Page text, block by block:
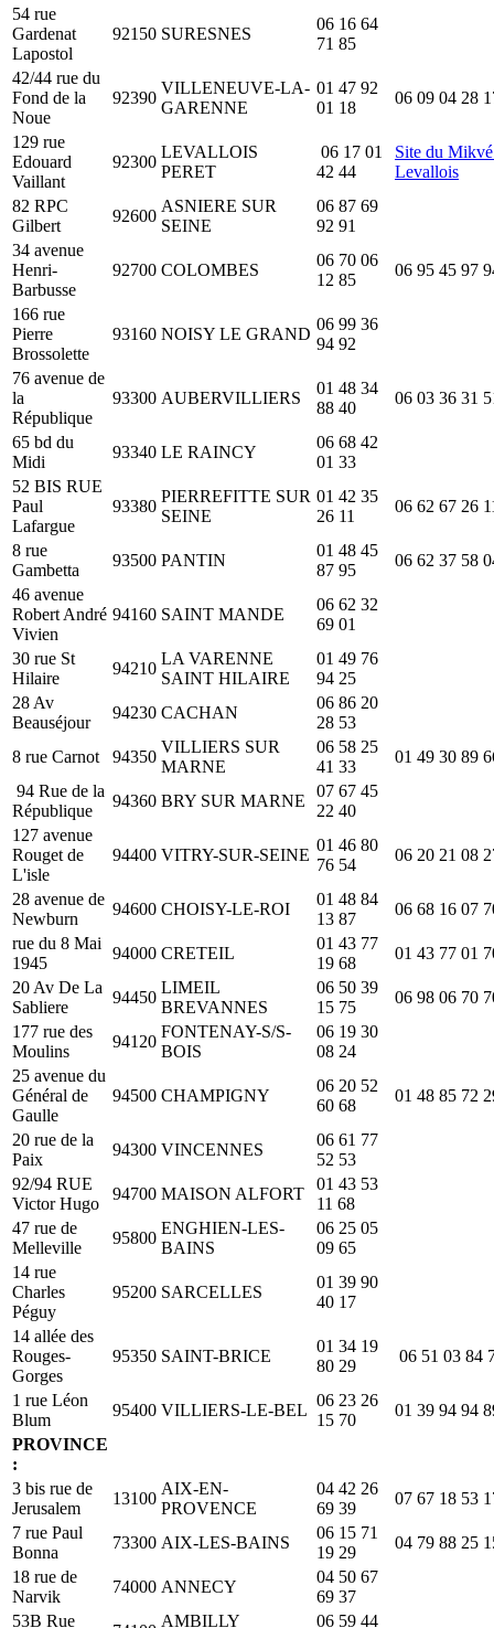
54 rue
Gardenat
Lapostol
92150 SURESNES
06 16 64
71 85
42/44 rue du
Fond de la
Noue
92390
VILLENEUVE-LA-
GARENNE
01 47 92
01 18
06 09 04 28
129 rue
Edouard
Vaillant
92300
LEVALLOIS
PERET
06 17 01
42 44
Site du
Levallois
82 RPC
Gilbert
92600
ASNIERE SUR
SEINE
06 87 69
92 91
34 avenue
Henri-
Barbusse
92700 COLOMBES
06 70 06
12 85
06 95 45 97
166 rue
Pierre
Brossolette
93160 NOISY LE GRAND
06 99 36
94 92
76 avenue de
la
République
93300 AUBERVILLIERS
01 48 34
88 40
06 03 36 31
65 bd du
Midi
93340 LE RAINCY
06 68 42
01 33
52 BIS RUE
Paul
Lafargue
93380
PIERREFITTE SUR
SEINE
01 42 35
26 11
06 62 67 26
8 rue
Gambetta
93500 PANTIN
01 48 45
87 95
06 62 37 58
46 avenue
Robert André
Vivien
94160 SAINT MANDE
06 62 32
69 01
30 rue St
Hilaire
94210
LA VARENNE
SAINT HILAIRE
01 49 76
94 25
28 Av
Beauséjour
94230 CACHAN
06 86 20
28 53
8 rue Carnot
94350
VILLIERS SUR
MARNE
06 58 25
41 33
01 49 30 89
94 Rue de la
République
94360 BRY SUR MARNE
07 67 45
22 40
127 avenue
Rouget de
L'isle
94400 VITRY-SUR-SEINE
01 46 80
76 54
06 20 21 08
28 avenue de
Newburn
94600 CHOISY-LE-ROI
01 48 84
13 87
06 68 16 07
rue du 8 Mai
1945
94000 CRETEIL
01 43 77
19 68
01 43 77 01
20 Av De La
Sabliere
94450
LIMEIL
BREVANNES
06 50 39
15 75
06 98 06 70
177 rue des
Moulins
94120
FONTENAY-S/S-
BOIS
06 19 30
08 24
25 avenue du
Général de
Gaulle
94500 CHAMPIGNY
06 20 52
60 68
01 48 85 72
20 rue de la
Paix
94300 VINCENNES
06 61 77
52 53
92/94 RUE
Victor Hugo
94700 MAISON ALFORT
01 43 53
11 68
47 rue de
Melleville
95800
ENGHIEN-LES-
BAINS
06 25 05
09 65
14 rue
Charles
Péguy
95200 SARCELLES
01 39 90
40 17
14 allée des
Rouges-
Gorges
95350 SAINT-BRICE
01 34 19
80 29
06 51 03 84
1 rue Léon
Blum
95400 VILLIERS-LE-BEL
06 23 26
15 70
01 39 94 94
PROVINCE
:
3 bis rue de
Jerusalem
13100
AIX-EN-
PROVENCE
04 42 26
69 39
07 67 18 53
7 rue Paul
Bonna
73300 AIX-LES-BAINS
06 15 71
19 29
04 79 88 25
18 rue de
Narvik
74000 ANNECY
04 50 67
69 37
53B Rue
AMBILLY 06 59 44